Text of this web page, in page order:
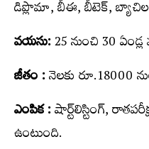
డిప్లొమా, బీఈ, బీటెక్‌,
వయసు:25 నుంచి 30
జీతం :నెలకు రూ.18000
ఎంపిక :షార్ట్‌లిస్టింగ్‌,
ఉంటుంది.